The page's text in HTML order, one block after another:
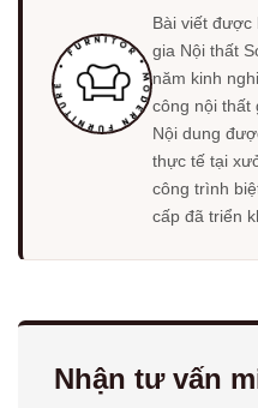
Bài viết được
gia Nội thất
năm kinh
công nội thất
Nội dung
thực tế tại
công trình
cấp đã triển
Nhận tư vấn